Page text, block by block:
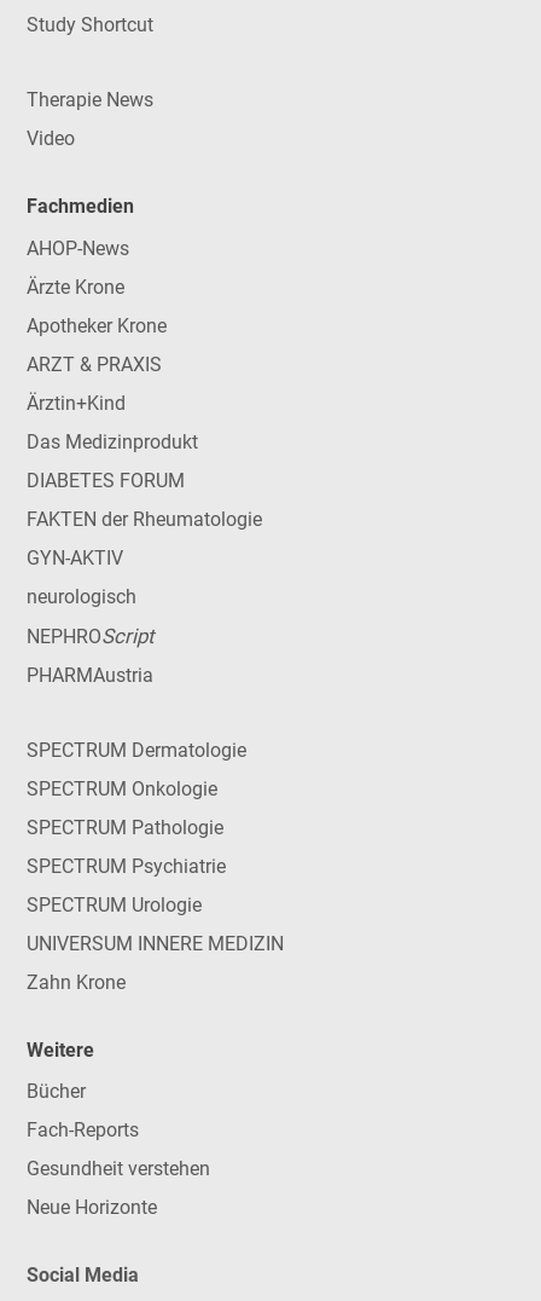
Study Shortcut
Therapie News
Video
Fachmedien
AHOP-News
Ärzte Krone
Apotheker Krone
ARZT & PRAXIS
Ärztin+Kind
Das Medizinprodukt
DIABETES FORUM
FAKTEN der Rheumatologie
GYN-AKTIV
neurologisch
NEPHROScript
PHARMAustria
SPECTRUM Dermatologie
SPECTRUM Onkologie
SPECTRUM Pathologie
SPECTRUM Psychiatrie
SPECTRUM Urologie
UNIVERSUM INNERE MEDIZIN
Zahn Krone
Weitere
Bücher
Fach-Reports
Gesundheit verstehen
Neue Horizonte
Social Media